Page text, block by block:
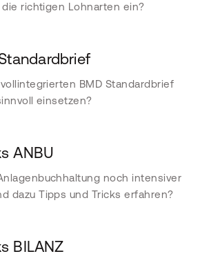
richtigen Lohnarten ein?
BMD Standardbrief
einsetzen?
ANBU
noch intensiver
dazu Tipps und Tricks erfahren?
BILANZ